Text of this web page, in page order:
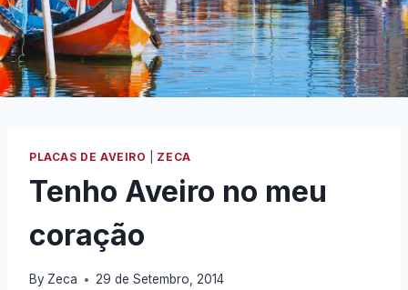
PLACAS DE AVEIRO ZECA
Tenho Aveiro no meu
coração
By Zeca 29 de Setembro, 2014